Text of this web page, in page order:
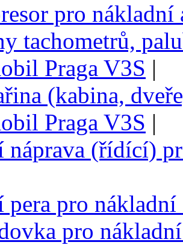
pro nákladní
tachometrů,
Praga V3S |
(kabina,
Praga V3S |
náprava (řídící)
pera pro
pro